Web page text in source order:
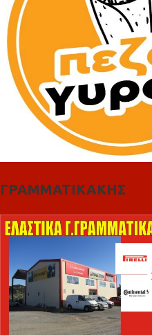
ΓΡΑΜΜΑΤΙΚΑΚΗΣ